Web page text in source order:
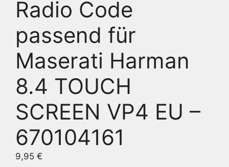
Radio Code
passend für
Maserati Harman
8.4 TOUCH
SCREEN VP4 EU –
670104161
9,95 €